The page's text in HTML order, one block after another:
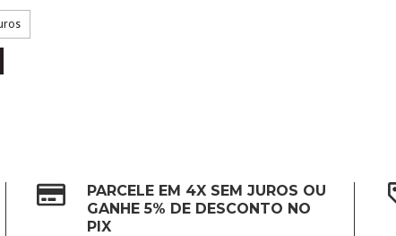
PARCELE EM 4X SEM JUROS OU
GANHE 5% DE DESCONTO NO
PIX